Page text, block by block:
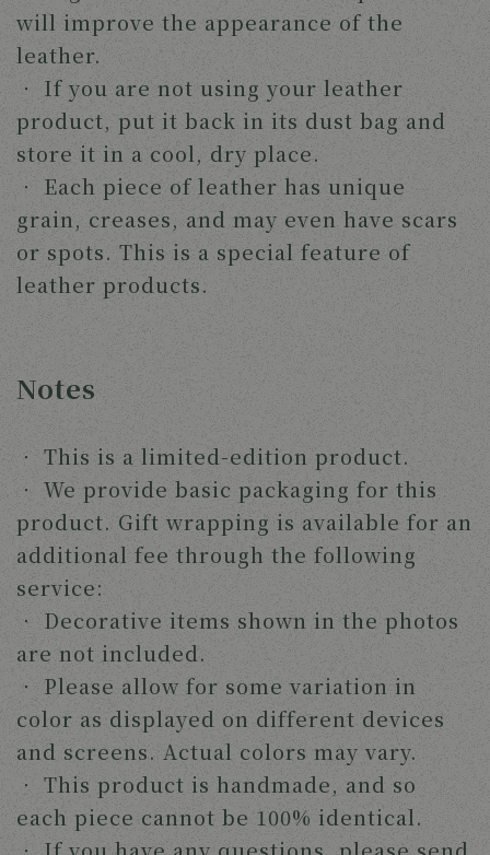
will improve the appearance of the
leather.
‧ If you are not using your leather
product, put it back in its dust bag and
store it in a cool, dry place.
‧ Each piece of leather has unique
grain, creases, and may even have scars
or spots. This is a special feature of
leather products.
Notes
‧ This is a limited-edition product.
‧ We provide basic packaging for this
product. Gift wrapping is available for an
additional fee through the following
service:
‧ Decorative items shown in the photos
are not included.
‧ Please allow for some variation in
color as displayed on different devices
and screens. Actual colors may vary.
‧ This product is handmade, and so
each piece cannot be 100% identical.